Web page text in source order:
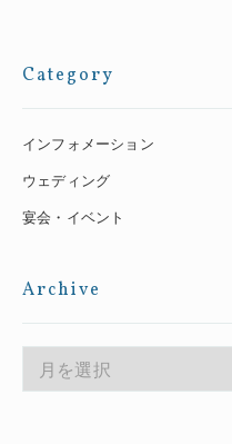
Category
インフォメーション
ウェディング
宴会・イベント
Archive